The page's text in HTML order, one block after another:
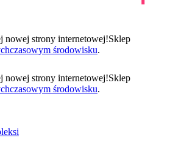
nowej strony internetowej!Sklep
środowisku.
nowej strony internetowej!Sklep
środowisku.